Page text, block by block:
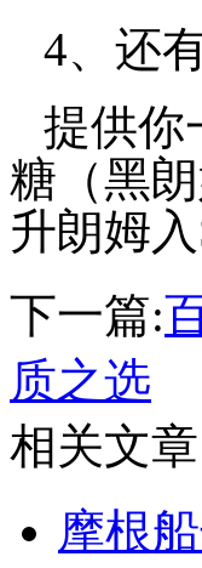
4、还
提供你
糖（黑
升朗姆
下一篇:
质之选
相关文章
摩根